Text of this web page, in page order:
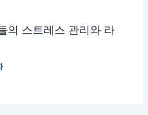
의 스트레스 관리와 라